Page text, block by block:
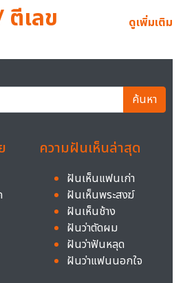
เลข ดูเพิ่มเติม
ค้นหา
ความฝันเห็นล่าสุด
ฝันเห็นแฟนเก่า
ฝันเห็นพระสงฆ์
ฝันเห็นช้าง
ฝันว่าตัดผม
ฝันว่าฟันหลุด
ฝันว่าแฟนนอกใจ